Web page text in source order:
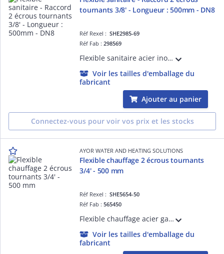
tournants 3/8' - Longueur : 500mm - DN8
Réf Rexel :SHE2985-69
Réf Fab :298569
Flexible sanitaire acier inox - Raccord 2 Ecrous tournants 3/8' - Longueur : 500mm - DN8 - ACS - QB
Voir les tailles d'emballage du
fabricant
Ajouter au panier
Connectez-vous pour voir vos prix et les stocks
AYOR WATER AND HEATING SOLUTIONS
Flexible chauffage 2 écrous tournants
3/4' - 500 mm
Réf Rexel :SHE5654-50
Réf Fab :565450
Flexible chauffage acier galvanisé 2 écrous tournants 3/4' - Longueur 500 mm - DN20
Voir les tailles d'emballage du
fabricant